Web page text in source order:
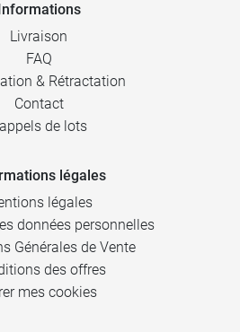
Informations
Livraison
FAQ
& Rétractation
Contact
de lots
légales
légales
données personnelles
Générales de Vente
des offres
mes cookies